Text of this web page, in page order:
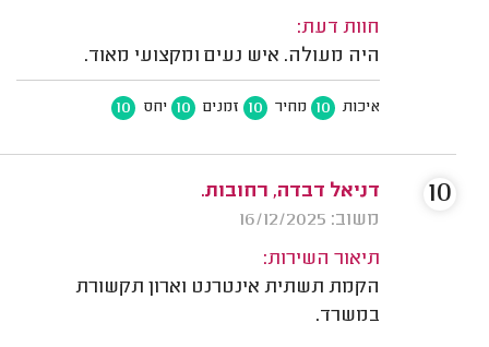
חוות דעת:
היה מעולה. איש נעים ומקצועי מאוד.
איכות 10 מחיר 10 זמנים 10 יחס 10
דניאל דבדה, רחובות.
משוב: 16/12/2025
תיאור השירות:
הקמת תשתית אינטרנט וארון תקשורת
במשרד.
10